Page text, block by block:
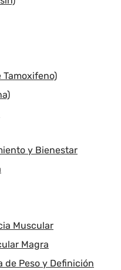
Tamoxifeno)
y Bienestar
Muscular
Magra
de Peso y Definición